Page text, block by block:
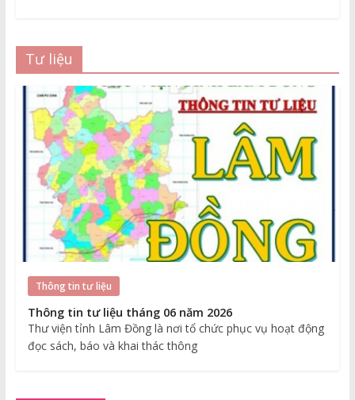
Tư liệu
Thông tin tư liệu
Thông tin tư liệu tháng 06 năm 2026
Thư viện tỉnh Lâm Đồng là nơi tổ chức phục vụ hoạt động
đọc sách, báo và khai thác thông